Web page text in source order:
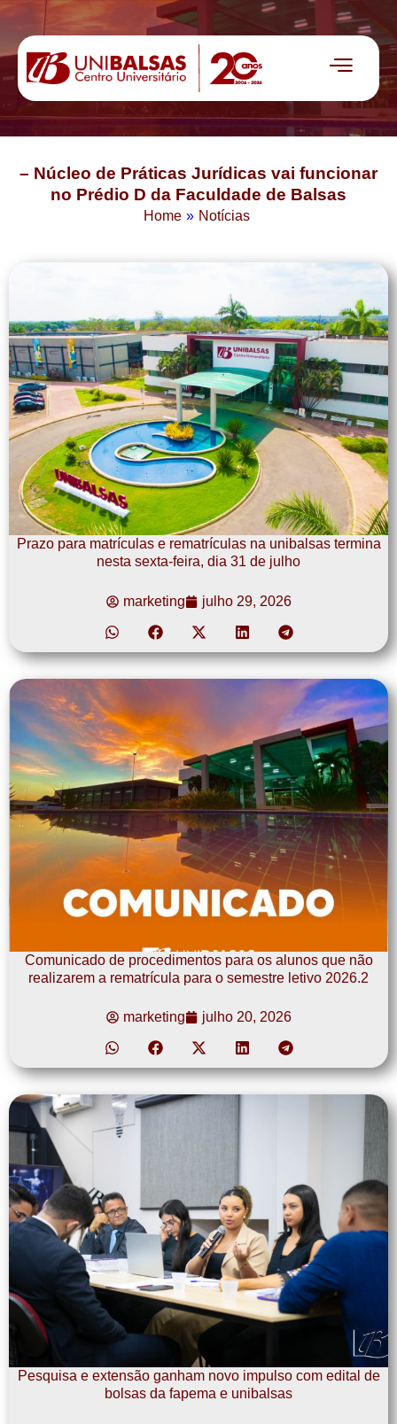
– Núcleo de Práticas Jurídicas vai funcionar
no Prédio D da Faculdade de Balsas
Home » Notícias
Prazo para matrículas e rematrículas na unibalsas termina
nesta sexta-feira, dia 31 de julho
marketing julho 29, 2026
Comunicado de procedimentos para os alunos que não
realizarem a rematrícula para o semestre letivo 2026.2
marketing julho 20, 2026
Pesquisa e extensão ganham novo impulso com edital de
bolsas da fapema e unibalsas